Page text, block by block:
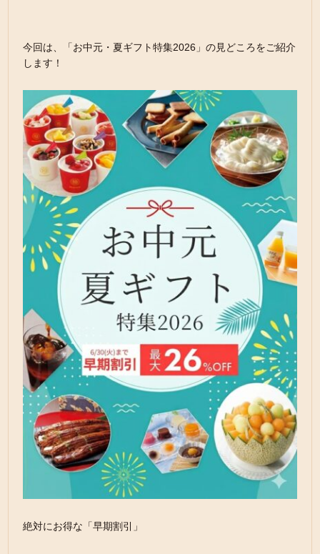
今回は、「お中元・夏ギフト特集2026」の見どころをご紹介
します！
絶対にお得な「早期割引」